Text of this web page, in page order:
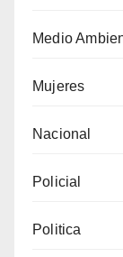
Medio
Mujeres
Nacional
Policial
Politica